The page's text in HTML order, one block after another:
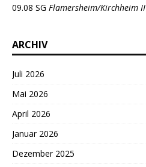
09.08 SG Flamersheim/Kirchheim II
ARCHIV
Juli 2026
Mai 2026
April 2026
Januar 2026
Dezember 2025